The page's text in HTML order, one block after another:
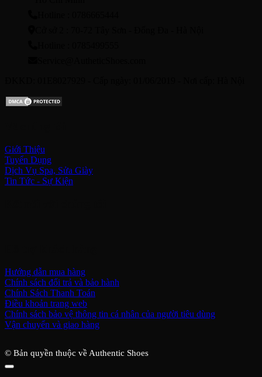
Giới Thiệu
Tuyển Dụng
Dịch Vụ Spa, Sửa Giày
Tin Tức - Sự Kiện
Hướng dẫn mua hàng
Chính sách đổi trả và bảo hành
Chính Sách Thanh Toán
Điều khoản trang web
Chính sách bảo vệ thông tin cá nhân của người tiêu dùng
Vận chuyển và giao hàng
© Bản quyền thuộc về Authentic Shoes